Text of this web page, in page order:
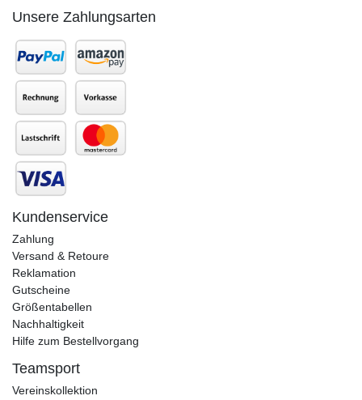
Unsere Zahlungsarten
Kundenservice
Zahlung
Versand & Retoure
Reklamation
Gutscheine
Größentabellen
Nachhaltigkeit
Hilfe zum Bestellvorgang
Teamsport
Vereinskollektion